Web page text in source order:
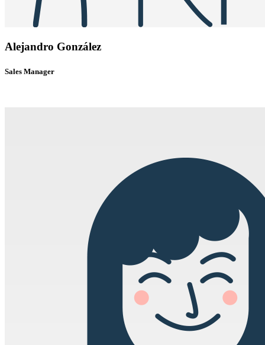
Alejandro González
Sales Manager